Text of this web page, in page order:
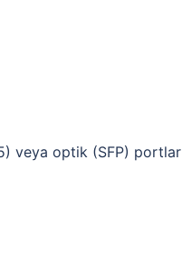
veya optik (SFP) portlar